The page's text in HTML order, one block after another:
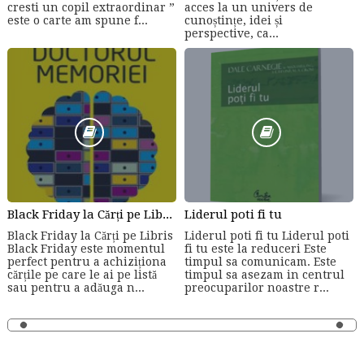
cresti un copil extraordinar ”
este o carte am spune f...
acces la un univers de
cunoștințe, idei și
perspective, ca...
Black Friday la Cărți pe Libris
Black Friday la Cărți pe Libris
Black Friday este momentul
perfect pentru a achiziționa
cărțile pe care le ai pe listă
sau pentru a adăuga n...
Liderul poti fi tu
Liderul poti fi tu Liderul poti
fi tu este la reduceri Este
timpul sa comunicam. Este
timpul sa asezam in centrul
preocuparilor noastre r...